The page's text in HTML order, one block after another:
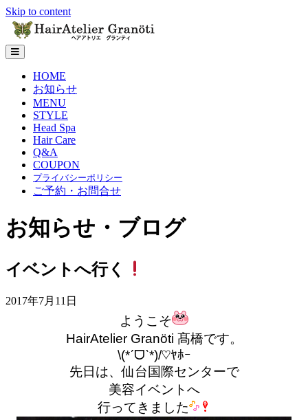
Skip to content
メ
ュ
ー
の
設
定
HOME
お知らせ
MENU
STYLE
Head Spa
Hair Care
Q&A
COUPON
プライバシーポリシー
ご予約・お問合せ
お知らせ・ブログ
イベントへ行く
2017年7月11日
ようこそ
HairAtelier Granöti 髙橋です。
\(*ˊᗜˋ*)/♡ﾔﾎｰ
先日は、仙台国際センターで
美容イベントへ
行ってきました